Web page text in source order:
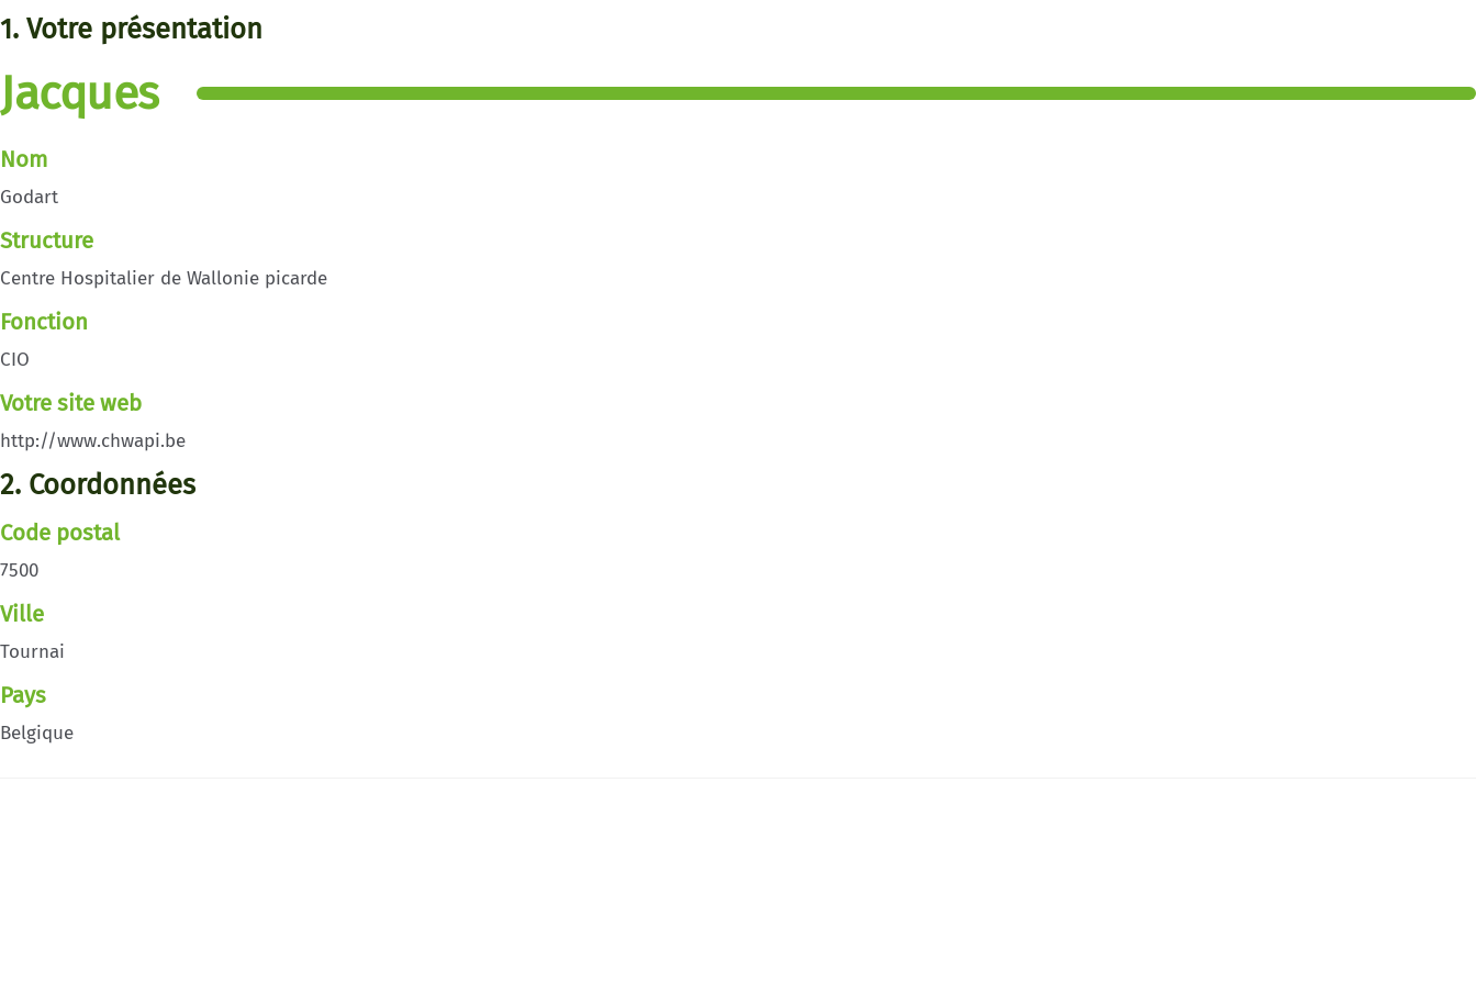
1. Votre présentation
Jacques
Nom
Godart
Structure
Centre Hospitalier de Wallonie picarde
Fonction
CIO
Votre site web
http://www.chwapi.be
2. Coordonnées
Code postal
7500
Ville
Tournai
Pays
Belgique